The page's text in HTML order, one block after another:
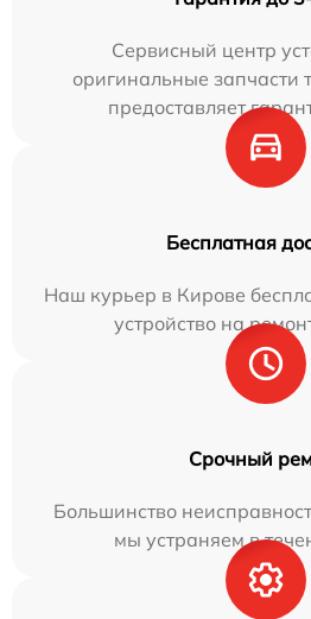
Сервисный центр
оригинальные запчасти
предоставляет
Бесплатная
Наш курьер в Кирове
устройство на
Срочный
Большинство
мы устраняем в